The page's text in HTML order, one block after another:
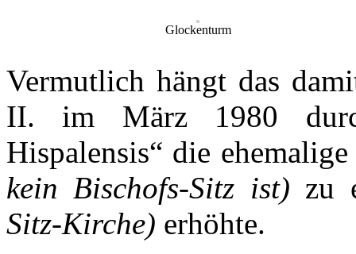
Glockenturm
Vermutlich hängt das
II. im März 1980
Hispalensis“ die
kein Bischofs-Sitz ist) zu
Sitz-Kirche) erhöhte.